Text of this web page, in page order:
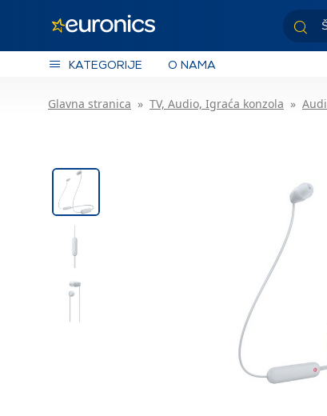
KATEGORIJE O NAMA
Glavna stranica TV, Audio, Igraća konzola